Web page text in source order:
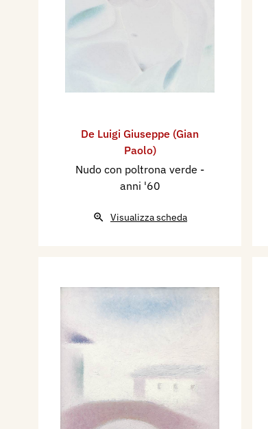
De Luigi Giuseppe (Gian
Paolo)
Nudo con poltrona verde -
anni '60
Visualizza scheda